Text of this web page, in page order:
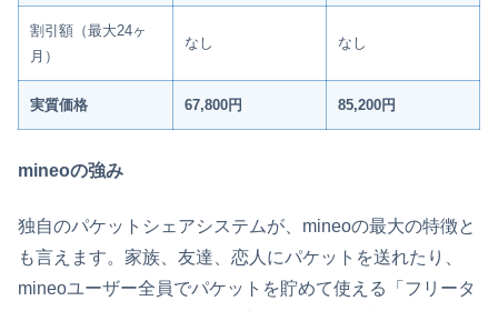
割引額（最大24ヶ
月）
なし なし
実質価格 67,800円 85,200円
mineoの強み
独自のパケットシェアシステムが、mineoの最大の特徴と
も言えます。家族、友達、恋人にパケットを送れたり、
mineoユーザー全員でパケットを貯めて使える「フリータ